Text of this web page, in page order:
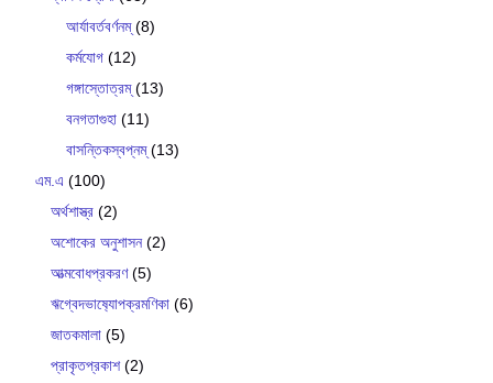
আর্যাবর্তবর্ণনম্(8)
কর্মযোগ (12)
গঙ্গাস্তোত্রম্(13)
বনগতাগুহা (11)
বাসন্তিকস্বপ্নম্(13)
এম.এ (100)
অর্থশাস্ত্র (2)
অশোকের অনুশাসন(2)
আত্মবোধপ্রকরণ(5)
ঋগ্বেদভাষ‍্যোপক্রমণিকা (6)
জাতকমালা (5)
প্রাকৃতপ্রকাশ(2)